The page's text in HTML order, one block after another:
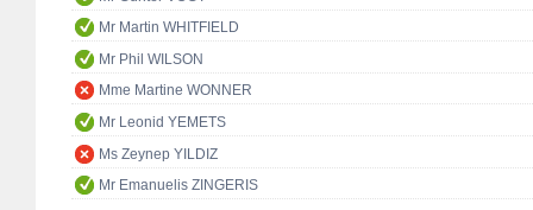
Mr Martin WHITFIELD
Mr Phil WILSON
Mme Martine WONNER
Mr Leonid YEMETS
Ms Zeynep YILDIZ
Mr Emanuelis ZINGERIS